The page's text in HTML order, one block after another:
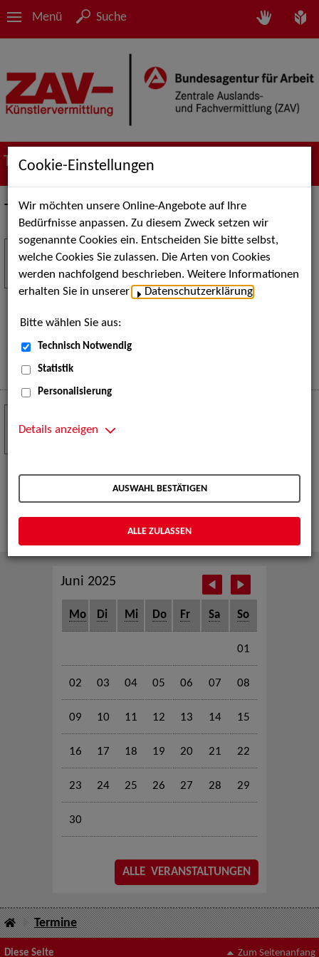
Menü Suche
Termine
Termine
Stuttgart Street Art
Kunst, Live-Acts und Aktionen für Kinder und
Familien. Die Stuttgart Street Art verwandelt den
eine große Open-Air-Bühne voller Akrobatik, Tanz,
Musik und beeindruckender Live-Performances.
Mehr
18
JUL
Serienfestival Weimar
TeleVisionale – Film- und Serienfestival in Weimar
und Eventpartnerin des Crew Call Weimar.
Mehr
NOV
Juni 2025
Mo Di Mi Do Fr Sa So
01
02 03 04 05 06 07 08
09 10 11 12 13 14 15
16 17 18 19 20 21 22
23 24 25 26 27 28 29
30
ALLE VERANSTALTUNGEN
Termine
Diese Seite Zum Seitenanfang
Cookie-Einstellungen
Wir möchten unsere Online-Angebote auf Ihre
Bedürfnisse anpassen. Zu diesem Zweck setzen wir
sogenannte Cookies ein. Entscheiden Sie bitte selbst,
welche Cookies Sie zulassen. Die Arten von Cookies
werden nachfolgend beschrieben. Weitere Informationen
erhalten Sie in unserer
Datenschutzerklärung
Bitte wählen Sie aus:
Technisch Notwendig
Statistik
Personalisierung
Details anzeigen
AUSWAHL BESTÄTIGEN
ALLE ZULASSEN